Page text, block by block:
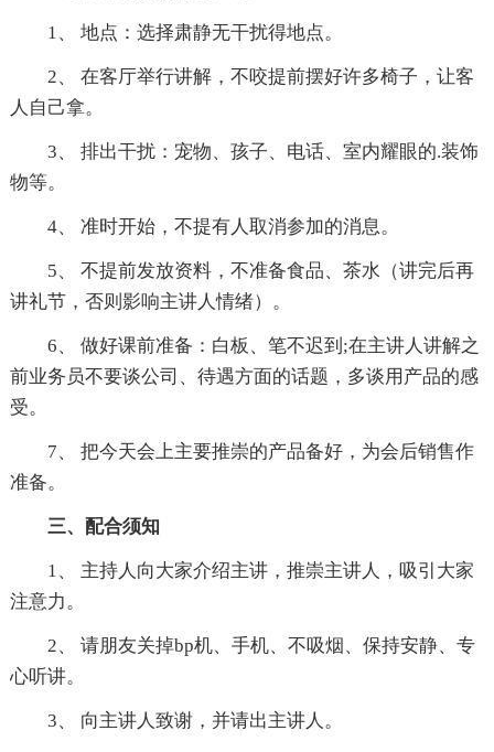
1、 地点：选择肃静无干扰得地点。
2、 在客厅举行讲解，不咬提前摆好许多椅子，让客
人自己拿。
3、 排出干扰：宠物、孩子、电话、室内耀眼的.装饰
物等。
4、 准时开始，不提有人取消参加的消息。
5、 不提前发放资料，不准备食品、茶水（讲完后再
讲礼节，否则影响主讲人情绪）。
6、 做好课前准备：白板、笔不迟到;在主讲人讲解之
前业务员不要谈公司、待遇方面的话题，多谈用产品的感
受。
7、 把今天会上主要推崇的产品备好，为会后销售作
准备。
三、配合须知
1、 主持人向大家介绍主讲，推崇主讲人，吸引大家
注意力。
2、 请朋友关掉bp机、手机、不吸烟、保持安静、专
心听讲。
3、 向主讲人致谢，并请出主讲人。